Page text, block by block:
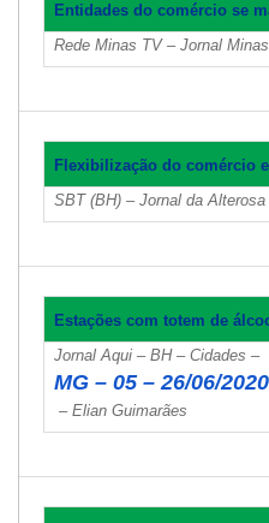
Entidades do comércio se
Rede Minas TV – Jornal
Flexibilização do comércio
SBT (BH) – Jornal da
Estações com totem de
Jornal Aqui – BH – Cidades –
MG – 05 – 26/06/2020
– Elian Guimarães